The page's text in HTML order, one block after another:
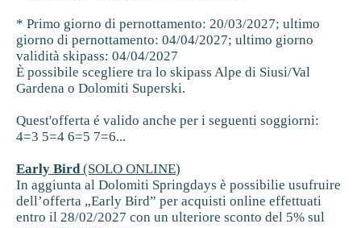
* Primo giorno di pernottamento: 20/03/2027; ultimo
giorno di pernottamento: 04/04/2027; ultimo giorno
validità skipass: 04/04/2027
È possibile scegliere tra lo skipass Alpe di Siusi/Val
Gardena o Dolomiti Superski.
Quest'offerta é valido anche per i seguenti soggiorni:
4=3 5=4 6=5 7=6...
Early Bird(SOLO ONLINE)
In aggiunta al Dolomiti Springdays è possibilie usufruire
dell’offerta „Early Bird” per acquisti online effettuati
entro il 28/02/2027 con un ulteriore sconto del 5% sul